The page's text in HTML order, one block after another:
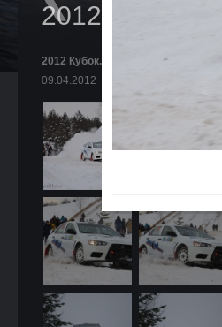
2012 Кубок.
2012 Кубок. Золотые Купола
09.04.2012